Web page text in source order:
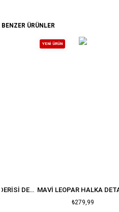
BENZER ÜRÜNLER
NEON SARI YILAN DERISI DESENLI T-SHIRT
₺279,99
YENI ÜRÜN